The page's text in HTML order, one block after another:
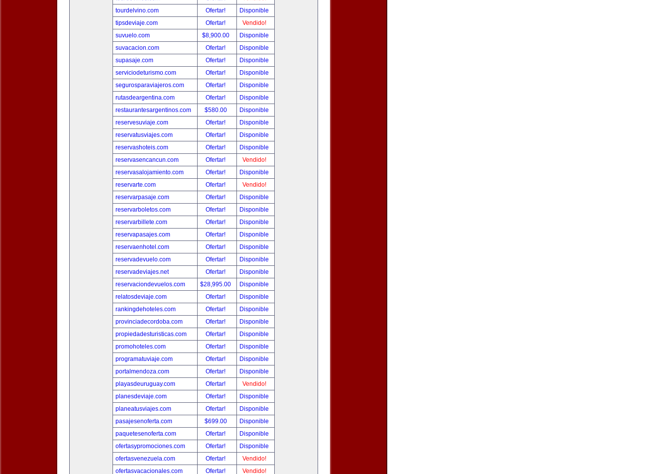
tourdelvino.com
Ofertar!
Disponible
tipsdeviaje.com
Ofertar!
Vendido!
suvuelo.com
$8,900.00
Disponible
suvacacion.com
Ofertar!
Disponible
supasaje.com
Ofertar!
Disponible
serviciodeturismo.com
Ofertar!
Disponible
segurosparaviajeros.com
Ofertar!
Disponible
rutasdeargentina.com
Ofertar!
Disponible
restaurantesargentinos.com
$580.00
Disponible
reservesuviaje.com
Ofertar!
Disponible
reservatusviajes.com
Ofertar!
Disponible
reservashoteis.com
Ofertar!
Disponible
reservasencancun.com
Ofertar!
Vendido!
reservasalojamiento.com
Ofertar!
Disponible
reservarte.com
Ofertar!
Vendido!
reservarpasaje.com
Ofertar!
Disponible
reservarboletos.com
Ofertar!
Disponible
reservarbillete.com
Ofertar!
Disponible
reservapasajes.com
Ofertar!
Disponible
reservaenhotel.com
Ofertar!
Disponible
reservadevuelo.com
Ofertar!
Disponible
reservadeviajes.net
Ofertar!
Disponible
reservaciondevuelos.com
$28,995.00
Disponible
relatosdeviaje.com
Ofertar!
Disponible
rankingdehoteles.com
Ofertar!
Disponible
provinciadecordoba.com
Ofertar!
Disponible
propiedadesturisticas.com
Ofertar!
Disponible
promohoteles.com
Ofertar!
Disponible
programatuviaje.com
Ofertar!
Disponible
portalmendoza.com
Ofertar!
Disponible
playasdeuruguay.com
Ofertar!
Vendido!
planesdeviaje.com
Ofertar!
Disponible
planeatusviajes.com
Ofertar!
Disponible
pasajesenoferta.com
$699.00
Disponible
paquetesenoferta.com
Ofertar!
Disponible
ofertasypromociones.com
Ofertar!
Disponible
ofertasvenezuela.com
Ofertar!
Vendido!
ofertasvacacionales.com
Ofertar!
Vendido!